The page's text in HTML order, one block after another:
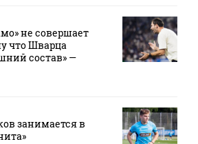
не совершает
что Шварца
состав» —
занимается в